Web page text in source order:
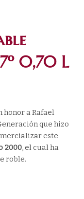
0,70 L
honor a Rafael
que hizo
este
2000, el cual ha
roble.